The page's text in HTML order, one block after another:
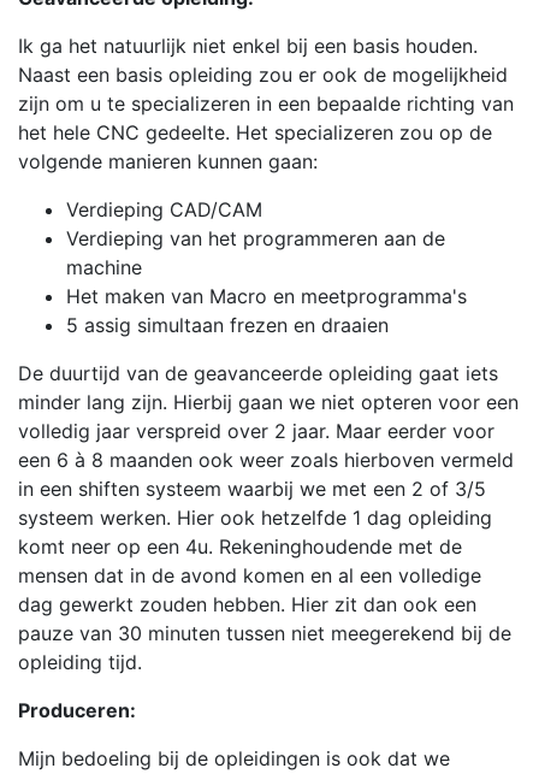
Ik ga het natuurlijk niet enkel bij een basis houden.
Naast een basis opleiding zou er ook de mogelijkheid
zijn om u te specializeren in een bepaalde richting van
het hele CNC gedeelte. Het specializeren zou op de
volgende manieren kunnen gaan:
Verdieping CAD/CAM
Verdieping van het programmeren aan de
machine
Het maken van Macro en meetprogramma's
5 assig simultaan frezen en draaien
De duurtijd van de geavanceerde opleiding gaat iets
minder lang zijn. Hierbij gaan we niet opteren voor een
volledig jaar verspreid over 2 jaar. Maar eerder voor
een 6 à 8 maanden ook weer zoals hierboven vermeld
in een shiften systeem waarbij we met een 2 of 3/5
systeem werken. Hier ook hetzelfde 1 dag opleiding
komt neer op een 4u. Rekeninghoudende met de
mensen dat in de avond komen en al een volledige
dag gewerkt zouden hebben. Hier zit dan ook een
pauze van 30 minuten tussen niet meegerekend bij de
opleiding tijd.
Produceren:
Mijn bedoeling bij de opleidingen is ook dat we